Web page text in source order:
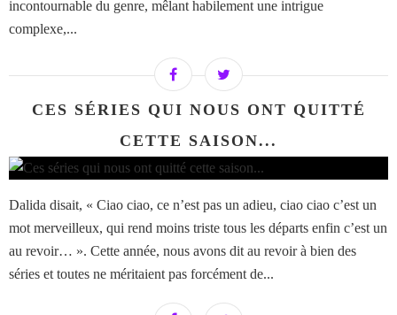
incontournable du genre, mêlant habilement une intrigue
complexe,...
CES SÉRIES QUI NOUS ONT QUITTÉ
CETTE SAISON...
Dalida disait, « Ciao ciao, ce n’est pas un adieu, ciao ciao c’est un
mot merveilleux, qui rend moins triste tous les départs enfin c’est un
au revoir… ». Cette année, nous avons dit au revoir à bien des
séries et toutes ne méritaient pas forcément de...